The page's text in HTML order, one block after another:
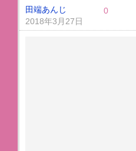
田端あんじ
2018年3月27日
0